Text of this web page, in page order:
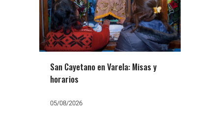
San Cayetano en Varela: Misas y
horarios
05/08/2026